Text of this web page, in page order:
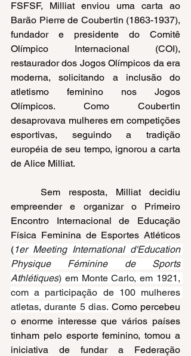
FSFSF, Milliat enviou uma carta ao
Barão Pierre de Coubertin (1863-1937),
fundador e presidente do Comitê
Olímpico Internacional (COI),
restaurador dos Jogos Olímpicos da era
moderna, solicitando a inclusão do
atletismo feminino nos Jogos
Olímpicos. Como Coubertin
desaprovava mulheres em competições
esportivas, seguindo a tradição
européia de seu tempo, ignorou a carta
de Alice Milliat.
Sem resposta, Milliat decidiu
empreender e organizar o Primeiro
Encontro Internacional de Educação
Física Feminina de Esportes Atléticos
(1er Meeting International d'Education
Physique Féminine de Sports
Athlétiques) em Monte Carlo, em 1921,
com a participação de 100 mulheres
atletas, durante 5 dias. Como percebeu
o enorme interesse que vários países
tinham pelo esporte feminino, tomou a
iniciativa de fundar a Federação